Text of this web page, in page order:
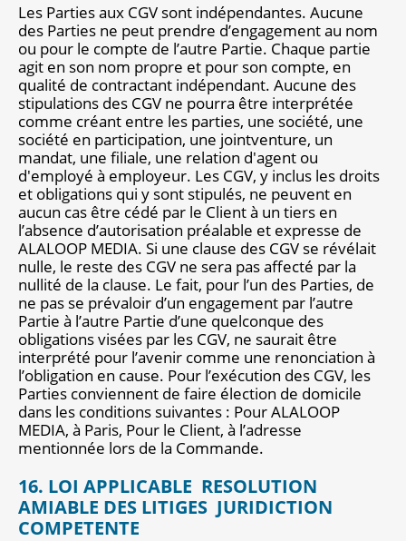
Les Parties aux CGV sont indépendantes. Aucune
des Parties ne peut prendre d’engagement au nom
ou pour le compte de l’autre Partie. Chaque partie
agit en son nom propre et pour son compte, en
qualité de contractant indépendant. Aucune des
stipulations des CGV ne pourra être interprétée
comme créant entre les parties, une société, une
société en participation, une jointventure, un
mandat, une filiale, une relation d'agent ou
d'employé à employeur. Les CGV, y inclus les droits
et obligations qui y sont stipulés, ne peuvent en
aucun cas être cédé par le Client à un tiers en
l’absence d’autorisation préalable et expresse de
ALALOOP MEDIA. Si une clause des CGV se révélait
nulle, le reste des CGV ne sera pas affecté par la
nullité de la clause. Le fait, pour l’un des Parties, de
ne pas se prévaloir d’un engagement par l’autre
Partie à l’autre Partie d’une quelconque des
obligations visées par les CGV, ne saurait être
interprété pour l’avenir comme une renonciation à
l’obligation en cause. Pour l’exécution des CGV, les
Parties conviennent de faire élection de domicile
dans les conditions suivantes : Pour ALALOOP
MEDIA, à Paris, Pour le Client, à l’adresse
mentionnée lors de la Commande.
16. LOI APPLICABLE ­ RESOLUTION
AMIABLE DES LITIGES ­ JURIDICTION
COMPETENTE